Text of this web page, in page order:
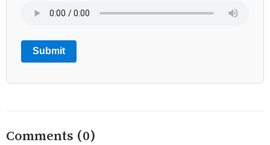
Submit
Comments (0)